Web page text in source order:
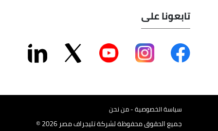
تابعونا على
سياسة الخصوصية - من نحن
جميع الحقوق محفوظة لشركة تليجراف مصر 2026 ©